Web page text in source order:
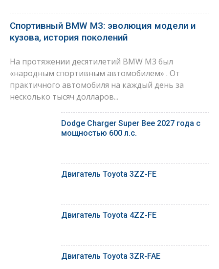
Спортивный BMW M3: эволюция модели и
кузова, история поколений
На протяжении десятилетий BMW M3 был
«народным спортивным автомобилем» . От
практичного автомобиля на каждый день за
несколько тысяч долларов...
Dodge Charger Super Bee 2027 года с
мощностью 600 л.с.
Двигатель Toyota 3ZZ-FE
Двигатель Toyota 4ZZ-FE
Двигатель Toyota 3ZR-FAE